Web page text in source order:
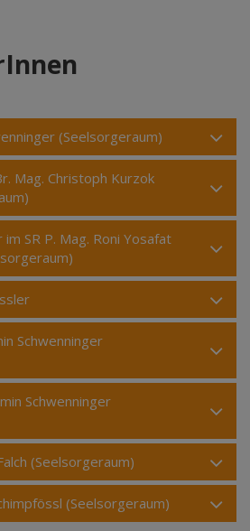
(Seelsorgeraum)
Mag. Christoph Kurzok
SR P. Mag. Roni Yosafat
Schwenninger
Schwenninger
(Seelsorgeraum)
(Seelsorgeraum)